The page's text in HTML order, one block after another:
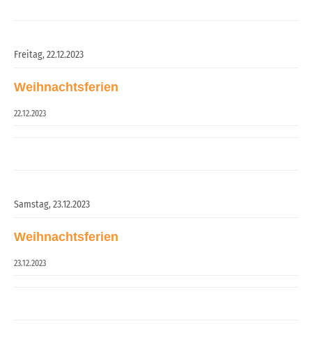
Freitag,22.12.2023
Weihnachtsferien
22.12.2023
Samstag,23.12.2023
Weihnachtsferien
23.12.2023